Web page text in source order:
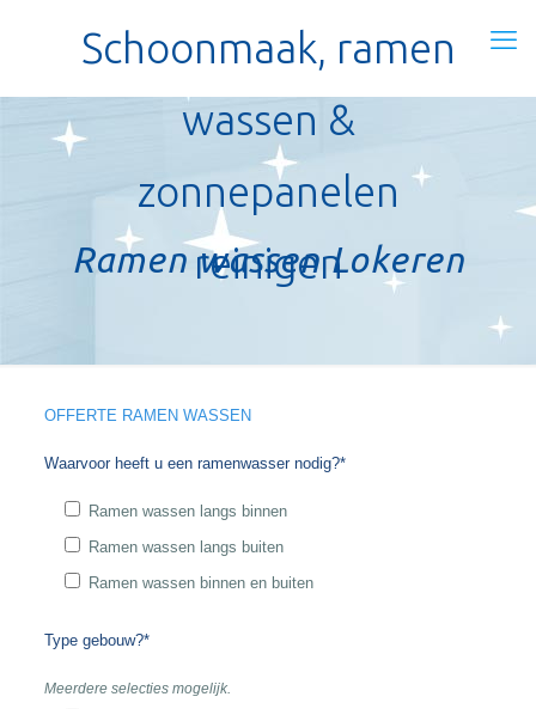
Schoonmaak, ramen
wassen &
zonnepanelen
reinigen
Ramen wassen Lokeren
OFFERTE RAMEN WASSEN
Waarvoor heeft u een ramenwasser nodig?*
Ramen wassen langs binnen
Ramen wassen langs buiten
Ramen wassen binnen en buiten
Type gebouw?*
Meerdere selecties mogelijk.